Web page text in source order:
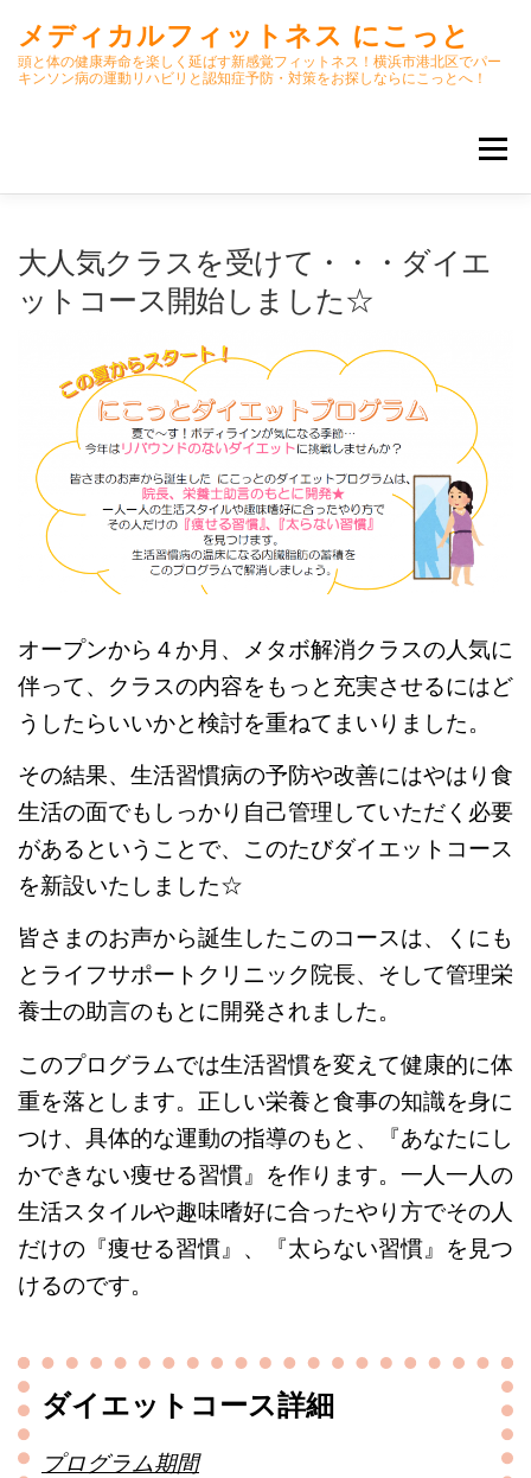
ッ
メディカルフィットネス にこっと
頭と体の健康寿命を楽しく延ばす新感覚フィットネス！横浜市港北区でパー
キンソン病の運動リハビリと認知症予防・対策をお探しならにこっとへ！
メニュー
オンラインクラス(GOOGLE MEET)
パーキンソン体操リハビリ動画DVD
高齢者向けおすすめ脳トレプリント
スタッフ紹介／求人情報 お客様の声 料金表
よくある質問(FAQ) アクセス・お問合せ コラム
パーキンソン病関連記事 認知症予防・脳トレ関連記事
大人気クラスを受けて・・・ダイエ
ットコース開始しました☆
オープンから４か月、メタボ解消クラスの人気に
伴って、クラスの内容をもっと充実させるにはど
うしたらいいかと検討を重ねてまいりました。
その結果、生活習慣病の予防や改善にはやはり食
生活の面でもしっかり自己管理していただく必要
があるということで、このたびダイエットコース
を新設いたしました☆
皆さまのお声から誕生したこのコースは、くにも
とライフサポートクリニック院長、そして管理栄
養士の助言のもとに開発されました。
このプログラムでは生活習慣を変えて健康的に体
重を落とします。正しい栄養と食事の知識を身に
つけ、具体的な運動の指導のもと、『あなたにし
かできない痩せる習慣』を作ります。一人一人の
生活スタイルや趣味嗜好に合ったやり方でその人
だけの『痩せる習慣』、『太らない習慣』を見つ
けるのです。
ダイエットコース詳細
プログラム期間